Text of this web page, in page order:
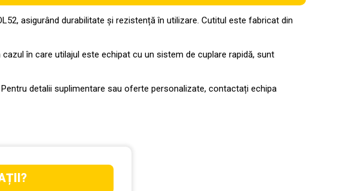
asigurând durabilitate și rezistență în utilizare. Cutitul este fabricat din
în care utilajul este echipat cu un sistem de cuplare rapidă, sunt
detalii suplimentare sau oferte personalizate, contactați echipa